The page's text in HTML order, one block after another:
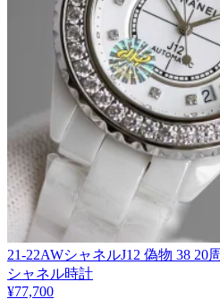
21-22AWシャネルJ12 偽物 38 20
シャネル時計
¥77,700